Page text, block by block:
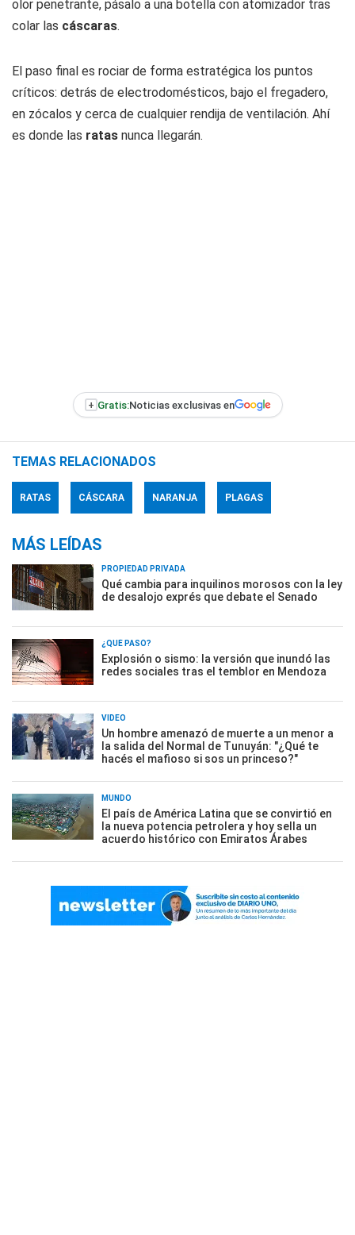
olor penetrante, pásalo a una botella con atomizador tras
colar las cáscaras.
El paso final es rociar de forma estratégica los puntos
críticos: detrás de electrodomésticos, bajo el fregadero,
en zócalos y cerca de cualquier rendija de ventilación. Ahí
es donde las ratas nunca llegarán.
+ Gratis:Noticias exclusivas en
TEMAS RELACIONADOS
RATAS CÁSCARA NARANJA PLAGAS
MÁS LEÍDAS
PROPIEDAD PRIVADA
Qué cambia para inquilinos morosos con la ley
de desalojo exprés que debate el Senado
¿QUÉ PASÓ?
Explosión o sismo: la versión que inundó las
redes sociales tras el temblor en Mendoza
VIDEO
Un hombre amenazó de muerte a un menor a
la salida del Normal de Tunuyán: "¿Qué te
hacés el mafioso si sos un princeso?"
MUNDO
El país de América Latina que se convirtió en
la nueva potencia petrolera y hoy sella un
acuerdo histórico con Emiratos Árabes